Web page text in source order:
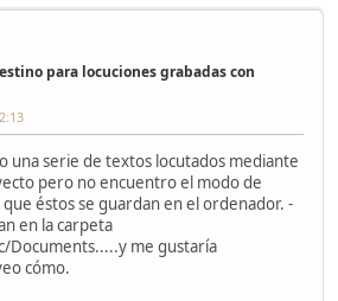
para locuciones grabadas con
una serie de textos locutados mediante
pero no encuentro el modo de
éstos se guardan en el ordenador. -
en la carpeta
Documents.....y me gustaría
cómo.